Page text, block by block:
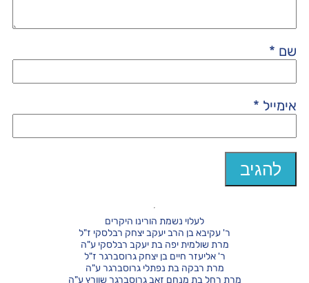
שם *
אימייל *
לעלוי נשמת הורינו היקרים
ר' עקיבא בן הרב יעקב יצחק רבלסקי ז"ל
מרת שולמית יפה בת יעקב רבלסקי ע"ה
ר' אליעזר חיים בן יצחק גרוסברגר ז"ל
מרת רבקה בת נפתלי גרוסברגר ע"ה
מרת רחל בת מנחם זאב גרוסברגר שוורץ ע"ה